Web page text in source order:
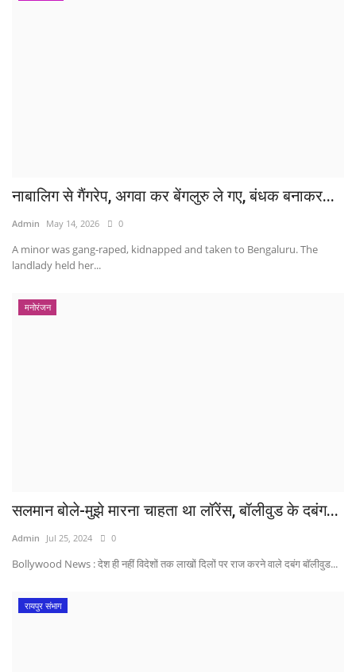
नाबालिग से गैंगरेप, अगवा कर बेंगलुरु ले गए, बंधक बनाकर...
Admin May 14, 2026 0
A minor was gang-raped, kidnapped and taken to Bengaluru. The
landlady held her...
मनोरंजन
सलमान बोले-मुझे मारना चाहता था लॉरेंस, बॉलीवुड के दबंग...
Admin Jul 25, 2024 0
Bollywood News : देश ही नहीं विदेशों तक लाखों दिलों पर राज करने वाले दबंग बॉलीवुड...
रायपुर संभाग